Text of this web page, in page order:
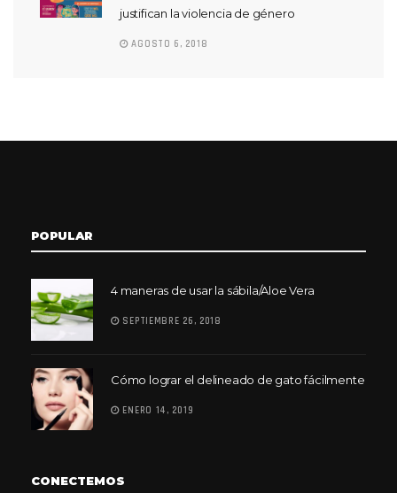
justifican la violencia de género
AGOSTO 6, 2018
POPULAR
4 maneras de usar la sábila/Aloe Vera
SEPTIEMBRE 26, 2018
Cómo lograr el delineado de gato fácilmente
ENERO 14, 2019
CONECTEMOS